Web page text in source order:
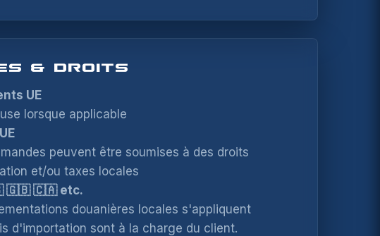
& DROITS
UE
lorsque applicable
peuvent être soumises à des droits
et/ou taxes locales
🇨🇦 etc.
douanières locales s'appliquent
d'importation sont à la charge du client.
×
×
let you know